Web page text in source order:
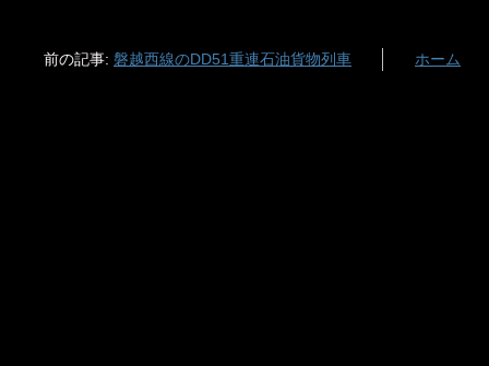
前の記事: 磐越西線のDD51重連石油貨物列車 ホーム